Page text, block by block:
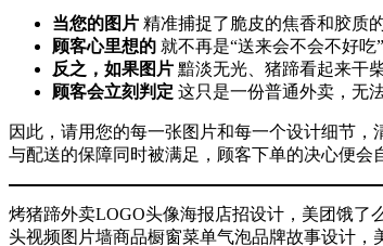
当您的图片 精准捕捉了脆皮的焦香和胶
顾客心里想的 就不再是“送来会不会不好
反之，如果图片 黯淡无光、猪蹄看起来
顾客会立刻判定 这只是一份普通外卖，无
因此，请用您的每一张图片和每一个设计细节，
与配送的保障同时被满足，顾客下单的决心便会
烤猪蹄外卖LOGO头像海报店招设计，美团饿了
头视频图片墙商品橱窗菜单气泡品牌故事设计